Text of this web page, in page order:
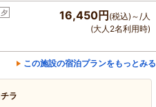
16,450円 (税込)～/人
(大人2名利用時)
この施設の宿泊プランをもっとみる
ラ